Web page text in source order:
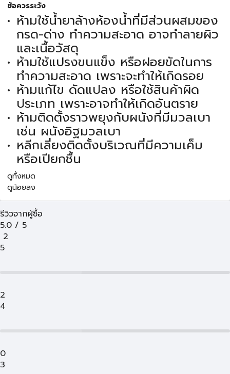
ข้อควรระวัง
ห้ามใช้น้ำยาล้างห้องน้ำที่มีส่วนผสมของ
กรด-ด่าง ทำความสะอาด อาจทำลายผิว
และเนื้อวัสดุ
ห้ามใช้แปรงขนแข็ง หรือฝอยขัดในการ
ทำความสะอาด เพราะจะทำให้เกิดรอย
ห้ามแก้ไข ดัดแปลง หรือใช้สินค้าผิด
ประเภท เพราะอาจทำให้เกิดอันตราย
ห้ามติดตั้งราวพยุงกับผนังที่มีมวลเบา
เช่น ผนังอิฐมวลเบา
หลีกเลี่ยงติดตั้งบริเวณที่มีความเค็ม
หรือเปียกชื้น
ดูทั้งหมด
ดูน้อยลง
รีวิวจากผู้ซื้อ
5.0 / 5
2
5
2
4
0
3